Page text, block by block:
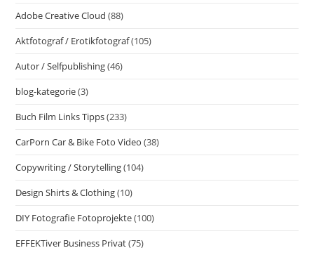
Adobe Creative Cloud (88)
Aktfotograf / Erotikfotograf(105)
Autor / Selfpublishing(46)
blog-kategorie(3)
Buch Film Links Tipps(233)
CarPorn Car & Bike Foto Video (38)
Copywriting / Storytelling(104)
Design Shirts & Clothing(10)
DIY Fotografie Fotoprojekte(100)
EFFEKTiver Business Privat(75)